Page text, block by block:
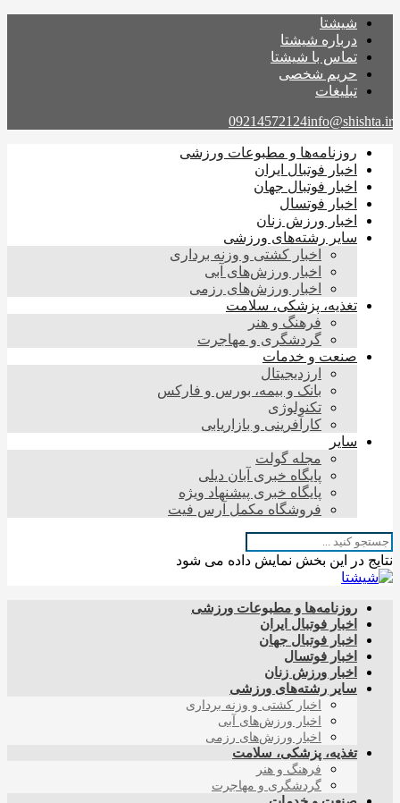
شیشتا
درباره شیشتا
تماس با شیشتا
حریم شخصی
تبلیغات
09214572124info@shishta.ir
روزنامه‌ها و مطبوعات ورزشی
اخبار فوتبال ایران
اخبار فوتبال جهان
اخبار فوتسال
اخبار ورزش زنان
سایر رشته‌های ورزشی
اخبار کشتی و وزنه برداری
اخبار ورزش‌های آبی
اخبار ورزش‌های رزمی
تغذیه، پزشکی، سلامت
فرهنگ و هنر
گردشگری و مهاجرت
صنعت و خدمات
ارزدیجیتال
بانک و بیمه، بورس و فارکس
تکنولوژی
کارآفرینی و بازاریابی
سایر
مجله گولت
پایگاه خبری آبان دیلی
پایگاه خبری پیشنهاد ویژه
فروشگاه مکمل آرس فیت
نتایج در این بخش نمایش داده می شود
روزنامه‌ها و مطبوعات ورزشی
اخبار فوتبال ایران
اخبار فوتبال جهان
اخبار فوتسال
اخبار ورزش زنان
سایر رشته‌های ورزشی
اخبار کشتی و وزنه برداری
اخبار ورزش‌های آبی
اخبار ورزش‌های رزمی
تغذیه، پزشکی، سلامت
فرهنگ و هنر
گردشگری و مهاجرت